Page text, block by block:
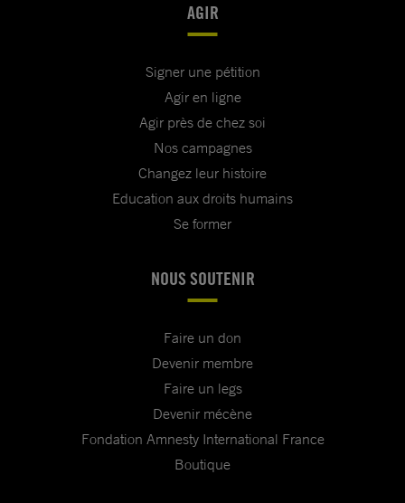
AGIR
Signer une pétition
Agir en ligne
Agir près de chez soi
Nos campagnes
Changez leur histoire
Education aux droits humains
Se former
NOUS SOUTENIR
Faire un don
Devenir membre
Faire un legs
Devenir mécène
Fondation Amnesty International France
Boutique